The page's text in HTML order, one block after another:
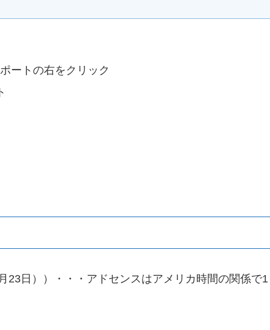
ートの右をクリック
23日））・・・アドセンスはアメリカ時間の関係で1